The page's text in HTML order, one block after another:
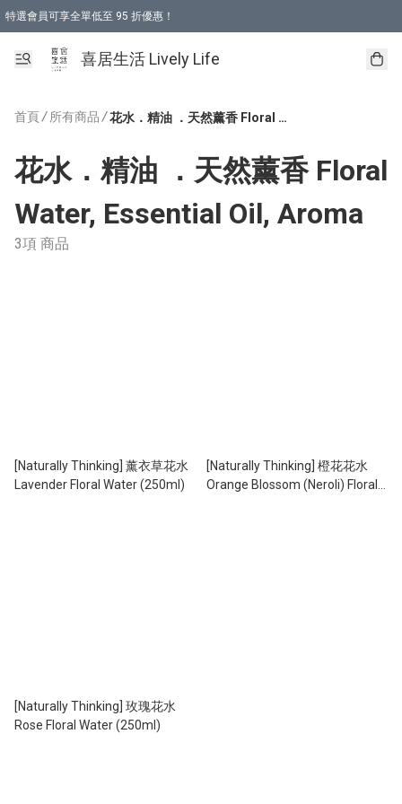
特選會員可享全單低至 95 折優惠！
購物折後滿$600免運費優惠 (減價貨品除外）
購物折後滿$320 即可免費於「順豐站」或「順豐智能櫃」自提點取貨 （冷凍食品
喜居生活 Lively Life
首頁/ 所有商品 / 花水．精油 ．天然薰香 Floral Water, Essential Oil, Aroma
花水．精油 ．天然薰香 Floral
Water, Essential Oil, Aroma
3項 商品
[Naturally Thinking] 薰衣草花水
Lavender Floral Water (250ml)
[Naturally Thinking] 橙花花水
Orange Blossom (Neroli) Floral
[Naturally Thinking] 玫瑰花水
Rose Floral Water (250ml)